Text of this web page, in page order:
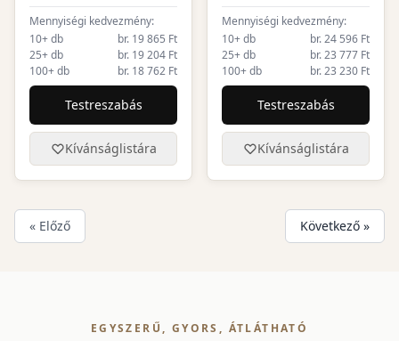
Mennyiségi kedvezmény:
10+ db
br. 19 865 Ft
25+ db
br. 19 204 Ft
100+ db
br. 18 762 Ft
Testreszabás
Kívánságlistára
Mennyiségi kedvezmény:
10+ db
br. 24 596 Ft
25+ db
br. 23 777 Ft
100+ db
br. 23 230 Ft
Testreszabás
Kívánságlistára
« Előző Következő »
EGYSZERŰ, GYORS, ÁTLÁTHATÓ